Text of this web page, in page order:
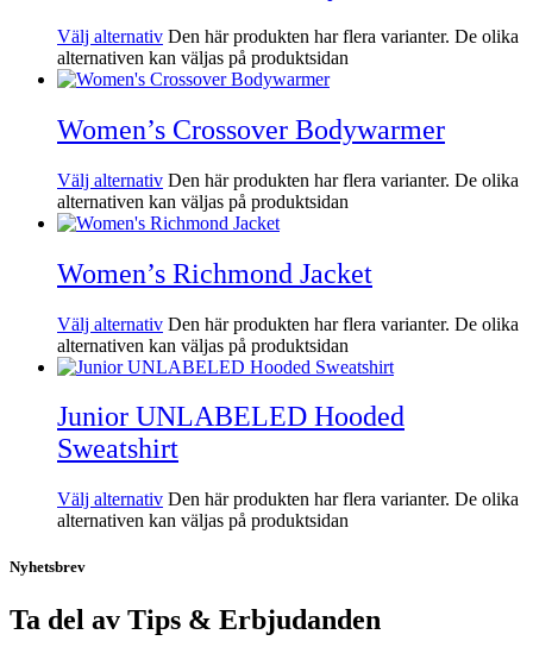
Välj alternativ Den här produkten har flera varianter. De olika
alternativen kan väljas på produktsidan
Women’s Crossover Bodywarmer
Välj alternativ Den här produkten har flera varianter. De olika
alternativen kan väljas på produktsidan
Women’s Richmond Jacket
Välj alternativ Den här produkten har flera varianter. De olika
alternativen kan väljas på produktsidan
Junior UNLABELED Hooded
Sweatshirt
Välj alternativ Den här produkten har flera varianter. De olika
alternativen kan väljas på produktsidan
Nyhetsbrev
Ta del av Tips & Erbjudanden